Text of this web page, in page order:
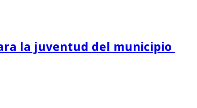
la juventud del municipio